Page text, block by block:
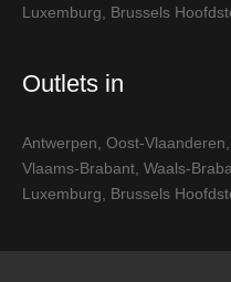
Luxemburg, Brussels
Outlets in
Antwerpen, Oost-Vlaanderen,
Vlaams-Brabant, Waals-
Luxemburg, Brussels